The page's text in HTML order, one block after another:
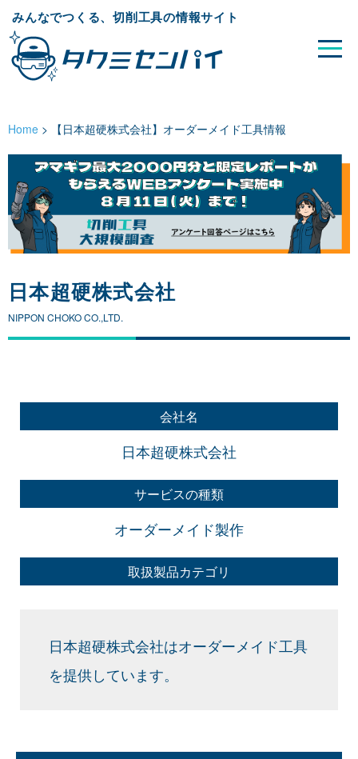
みんなでつくる、切削工具の情報サイト
Home > 【日本超硬株式会社】オーダーメイド工具情報
日本超硬株式会社
NIPPON CHOKO CO.,LTD.
会社名
日本超硬株式会社
サービスの種類
オーダーメイド製作
取扱製品カテゴリ
日本超硬株式会社はオーダーメイド工具
を提供しています。